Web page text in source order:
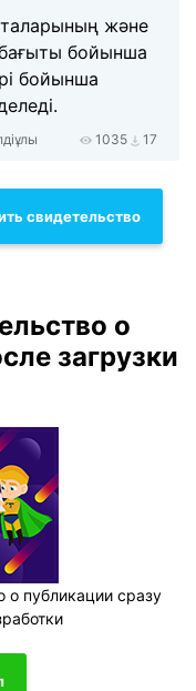
және
бойынша
бойынша
1035 17
свидетельство
о
загрузки
о публикации сразу